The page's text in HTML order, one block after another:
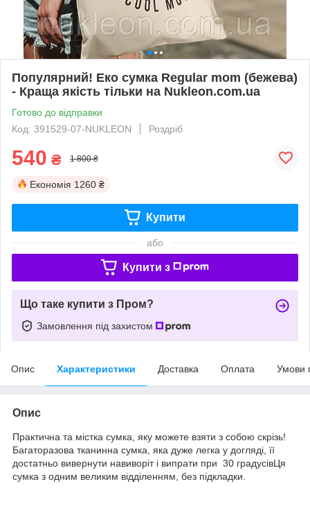
Популярний! Еко сумка Regular mom (бежева)
- Краща якість тільки на Nukleon.com.ua
Готово до відправки
Код: 391529-07-NUKLEON
Роздріб
540 ₴ 1 800 ₴
Економія 1260 ₴
Купити
або
Купити з
Що таке купити з Пром?
Замовлення під захистом
Опис Характеристики Доставка Оплата Умови
Опис
Практична та містка сумка, яку можете взяти з собою скрізь!
Багаторазова тканинна сумка, яка дуже легка у догляді, її
достатньо вивернути навиворіт і випрати при 30 градусівЦя
сумка з одним великим відділенням, без підкладки.